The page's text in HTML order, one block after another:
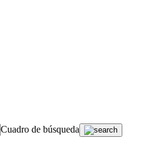
Cuadro de búsqueda